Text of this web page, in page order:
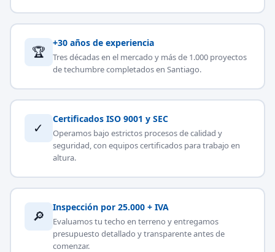
🏆
+30 años de experiencia
Tres décadas en el mercado y más de 1.000 proyectos
de techumbre completados en Santiago.
✓
Certificados ISO 9001 y SEC
Operamos bajo estrictos procesos de calidad y
seguridad, con equipos certificados para trabajo en
altura.
🔎
Inspección por 25.000 + IVA
Evaluamos tu techo en terreno y entregamos
presupuesto detallado y transparente antes de
comenzar.